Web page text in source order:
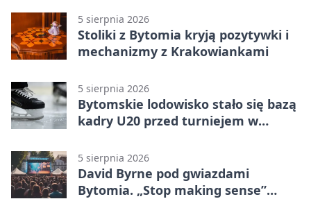
5 sierpnia 2026
Stoliki z Bytomia kryją pozytywki i
mechanizmy z Krakowiankami
5 sierpnia 2026
Bytomskie lodowisko stało się bazą
kadry U20 przed turniejem w
5 sierpnia 2026
David Byrne pod gwiazdami
Bytomia. „Stop making sense”